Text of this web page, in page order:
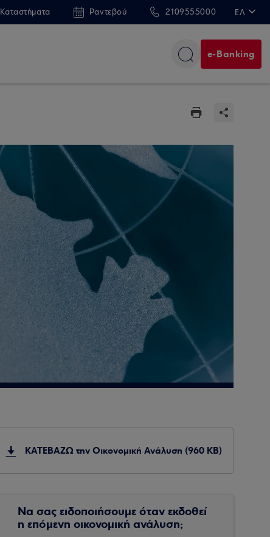
Ραντεβού 2109555000 ΕΛ
e-Banking
ΚΑΤΕΒΑΖΩ την Οικονομική Ανάλυση (960 KB)
Να σας ειδοποιήσουμε όταν εκδοθεί
η επόμενη οικονομική ανάλυση;